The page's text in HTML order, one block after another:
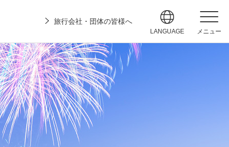
旅行会社・団体の皆様へ
LANGUAGE メニュー